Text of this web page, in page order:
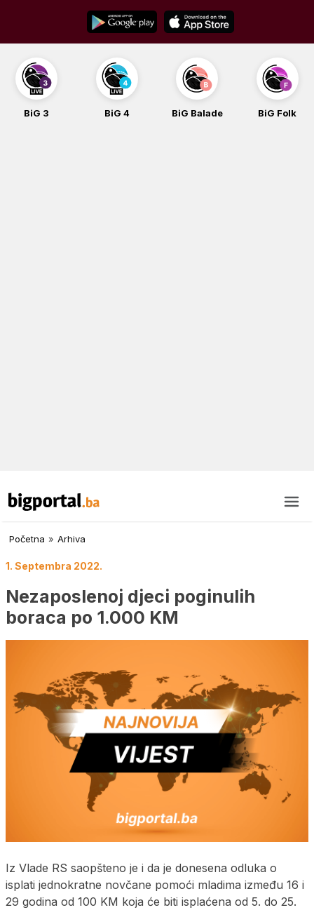
content
BiG 3 BiG 4 BiG Balade BiG Folk
Početna » Arhiva
1. Septembra 2022.
Nezaposlenoj djeci poginulih
boraca po 1.000 KM
Iz Vlade RS saopšteno je i da je donesena odluka o
isplati jednokratne novčane pomoći mladima između 16 i
29 godina od 100 KM koja će biti isplaćena od 5. do 25.